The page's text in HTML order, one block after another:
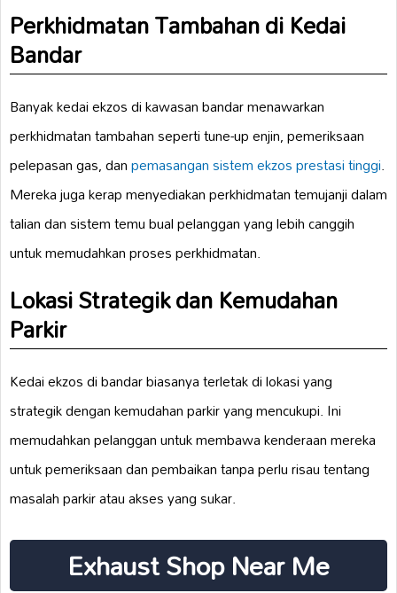
Perkhidmatan Tambahan di Kedai
Bandar
Banyak kedai ekzos di kawasan bandar menawarkan
perkhidmatan tambahan seperti tune-up enjin, pemeriksaan
pelepasan gas, danpemasangan sistem ekzosprestasi tinggi.
Mereka juga kerap menyediakan perkhidmatan temujanji dalam
talian dan sistem temu bual pelanggan yang lebih canggih
untuk memudahkan proses perkhidmatan.
Lokasi Strategik dan Kemudahan
Parkir
Kedai ekzos di bandar biasanya terletak di lokasi yang
strategik dengan kemudahan parkir yang mencukupi. Ini
memudahkan pelanggan untuk membawa kenderaan mereka
untuk pemeriksaan dan pembaikan tanpa perlu risau tentang
masalah parkir atau akses yang sukar.
Exhaust Shop Near Me